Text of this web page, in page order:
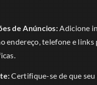
de Anúncios:Adicione
endereço, telefone e links
Certifique-se de que seu